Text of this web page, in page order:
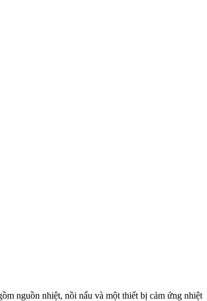
nguồn nhiệt, nồi nấu và một thiết bị cảm ứng nhiệt